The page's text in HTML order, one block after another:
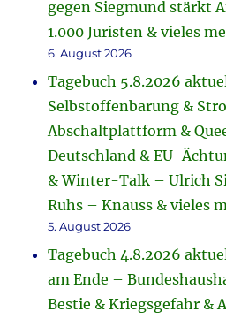
gegen Siegmund stärkt
1.000 Juristen & vieles
6. August 2026
Tagebuch 5.8.2026
Selbstoffenbarung &
Abschaltplattform &
Deutschland & EU-
& Winter-Talk – Ulrich
Ruhs – Knauss & vieles
5. August 2026
Tagebuch 4.8.2026
am Ende –
Bestie & Kriegsgefahr &